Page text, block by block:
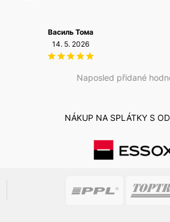
Naposled přidané
Василь Тома
14. 5. 2026
NÁKUP NA SPLÁTKY S